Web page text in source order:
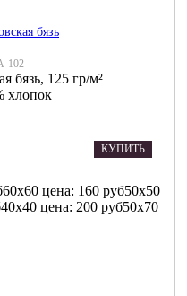
бязь
102
бязь, 125 гр/м²
хлопок
КУПИТЬ
60х60 цена: 160 руб50х50
40х40 цена: 200 руб50х70